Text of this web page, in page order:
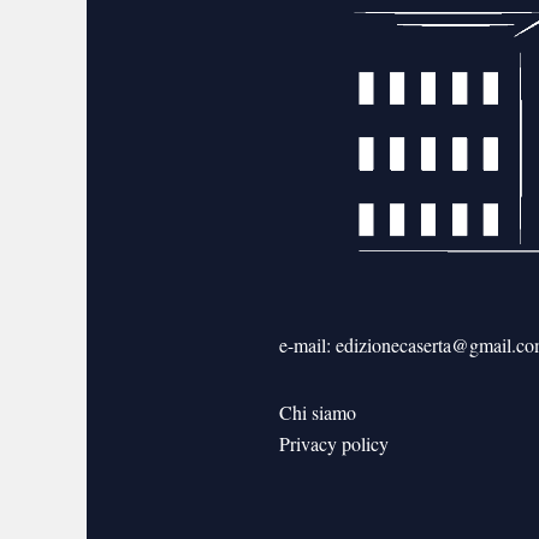
e-mail:
Chi siamo
Privacy policy